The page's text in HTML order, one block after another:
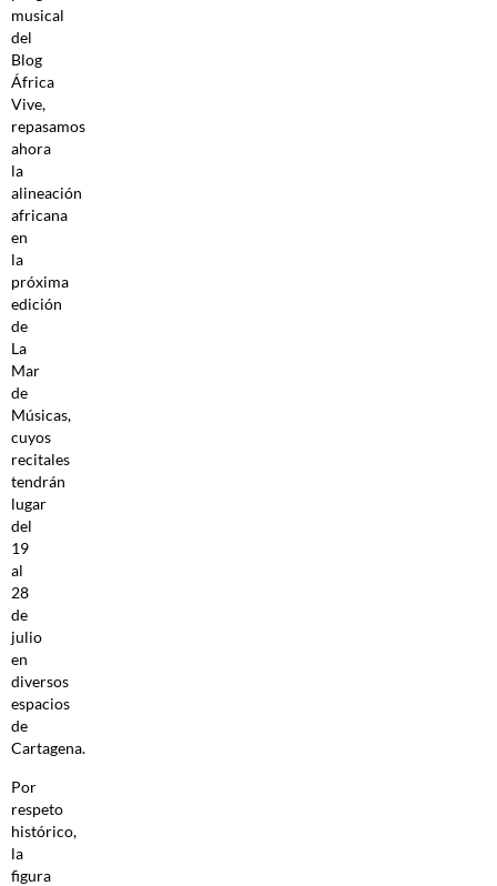
musical
del
Blog
África
Vive,
repasamos
ahora
la
alineación
africana
en
la
próxima
edición
de
La
Mar
de
Músicas,
cuyos
recitales
tendrán
lugar
del
19
al
28
de
julio
en
diversos
espacios
de
Cartagena.
Por
respeto
histórico,
la
figura